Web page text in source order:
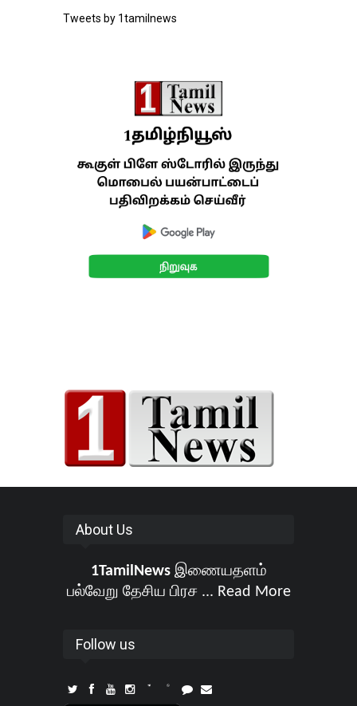
Tweets by 1tamilnews
About Us
1TamilNewsஇணையதளம்
பல்வேறு தேசிய பிரச ... Read More
Follow us